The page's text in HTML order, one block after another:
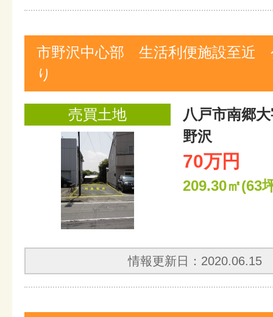
市野沢中心部 生活利便施設至近
り
売買土地
八戸市南郷
野沢
70万円
209.30㎡(63
情報更新日：2020.06.15